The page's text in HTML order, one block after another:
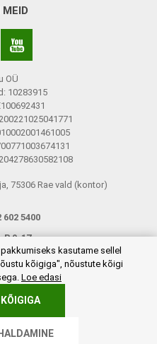
OÜ
10283915
75306 Rae vald (kontor)
602 5400
17
kasutame sellel
kõigiga", nõustute kõigi
Loe edasi